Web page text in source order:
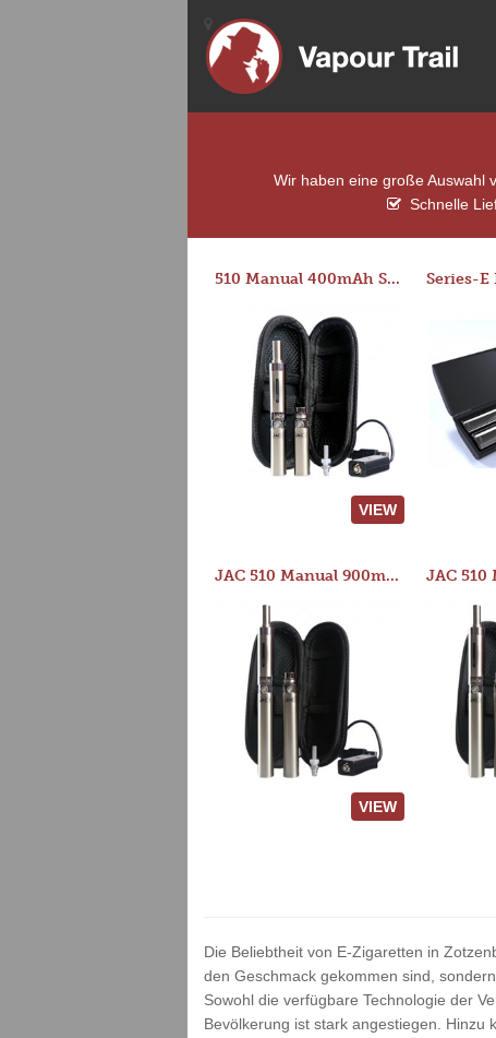
Wir haben eine große Auswahl
Schnelle
510 Manual 400mAh Starter Kit
VIEW
JAC 510 Manual 900mAh Starter Kit
VIEW
Die Beliebtheit von E-Zigaretten in
den Geschmack gekommen sind,
Sowohl die verfügbare Technologie der
Bevölkerung ist stark angestiegen.